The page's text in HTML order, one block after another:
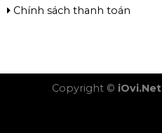
Chính sách thanh toán
Copyright © iOvi.Net